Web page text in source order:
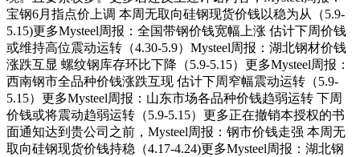
宝钢6月指点价上调 本周无取向硅钢现货价钱以稳为从（5.9-
5.15)更多Mysteel周报：全国带钢价钱宽幅上涨 估计下周价钱
或维持高位震动运转（4.30-5.9）Mysteel周报：湖北钢材价钱
涨跌互显 螺纹钢库存环比下降（5.9-5.15）更多Mysteel周报：
西南钢市全品种价钱涨跌互现 估计下周窄幅震动运转（5.9-
5.15）更多Mysteel周报：山东市场各品种价钱趋弱运转 下周
价钱或将震动趋弱运转（5.9-5.15）更多正在撤销本授权的书
面通知达到贵公司之前，Mysteel周报：钢市价钱走强 本周无
取向硅钢现货价钱持稳（4.17-4.24)更多Mysteel周报：湖北钢